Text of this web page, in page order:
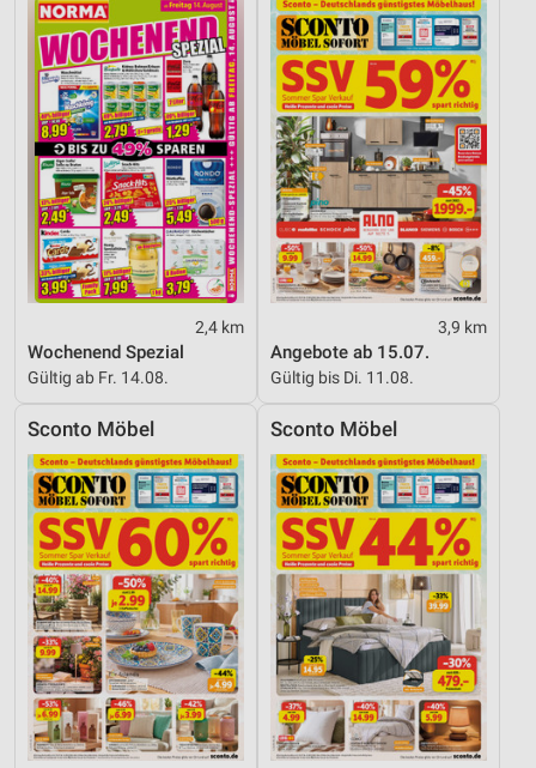
2,4 km
Wochenend Spezial
Gültig ab Fr. 14.08.
3,9 km
Angebote ab 15.07.
Gültig bis Di. 11.08.
Sconto Möbel Sconto Möbel